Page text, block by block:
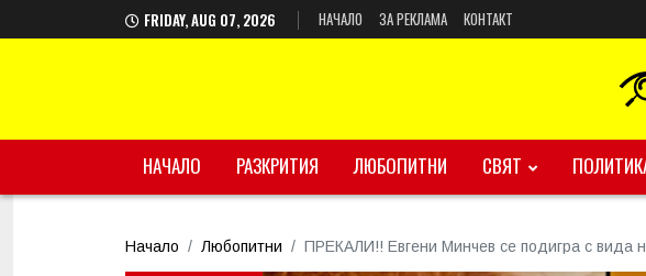
FRIDAY, AUG 07, 2026 НАЧАЛО ЗА РЕКЛАМА КОНТАКТ
НАЧАЛО РАЗКРИТИЯ ЛЮБОПИТНИ СВЯТ
Начало Любопитни ПРЕКАЛИ!! Евгени Минчев се подигра с